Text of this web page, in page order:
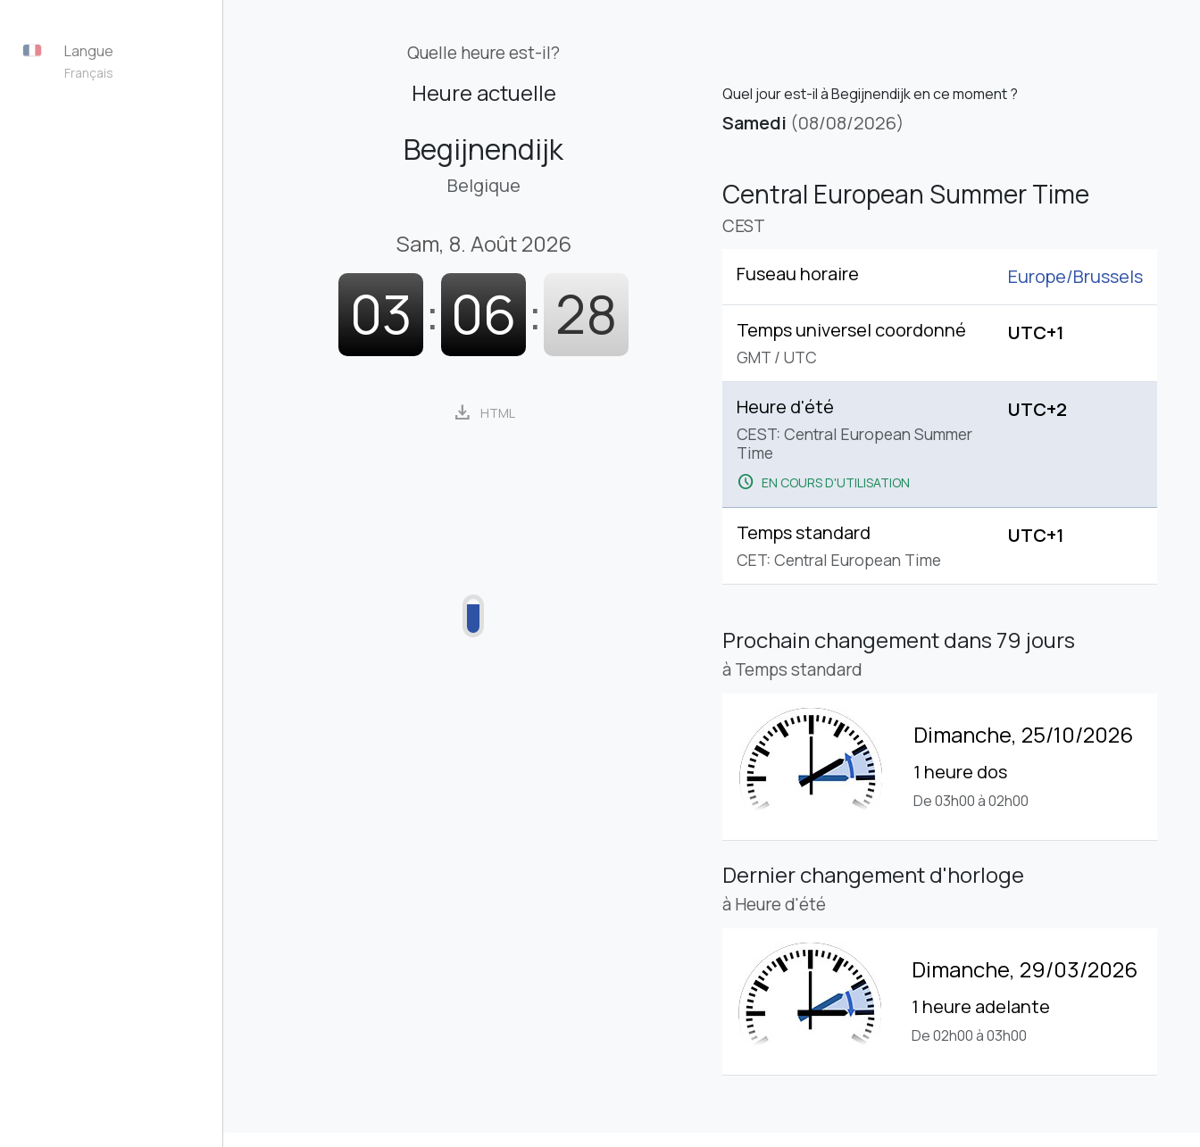
Langue
Français
Quelle heure est-il?
Heure actuelle
Begijnendijk
Belgique
Sam, 8. Août 2026
03 : 06 : 29
download HTML
Quel jour est-il à Begijnendijk en ce moment ?
Samedi (08/08/2026)
Central European Summer Time
CEST
Fuseau horaire Europe/Brussels
Temps universel coordonné
GMT / UTC
UTC+1
Heure d'été
CEST: Central European Summer
Time
schedule EN COURS D'UTILISATION
UTC+2
Temps standard
CET: Central European Time
UTC+1
Prochain changementdans 79 jours
à Temps standard
Dimanche, 25/10/2026
1 heure dos
De 03h00 à 02h00
Dernier changement d'horloge
à Heure d'été
Dimanche, 29/03/2026
1 heure adelante
De 02h00 à 03h00